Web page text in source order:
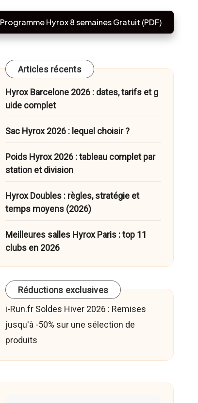
Programme Hyrox 8 semaines Gratuit (PDF)
Articles récents
Hyrox Barcelone 2026 : dates, tarifs et g
uide complet
Sac Hyrox 2026 : lequel choisir ?
Poids Hyrox 2026 : tableau complet par
station et division
Hyrox Doubles : règles, stratégie et
temps moyens (2026)
Meilleures salles Hyrox Paris : top 11
clubs en 2026
Réductions exclusives
i-Run.fr Soldes Hiver 2026 : Remises
jusqu'à -50% sur une sélection de
produits